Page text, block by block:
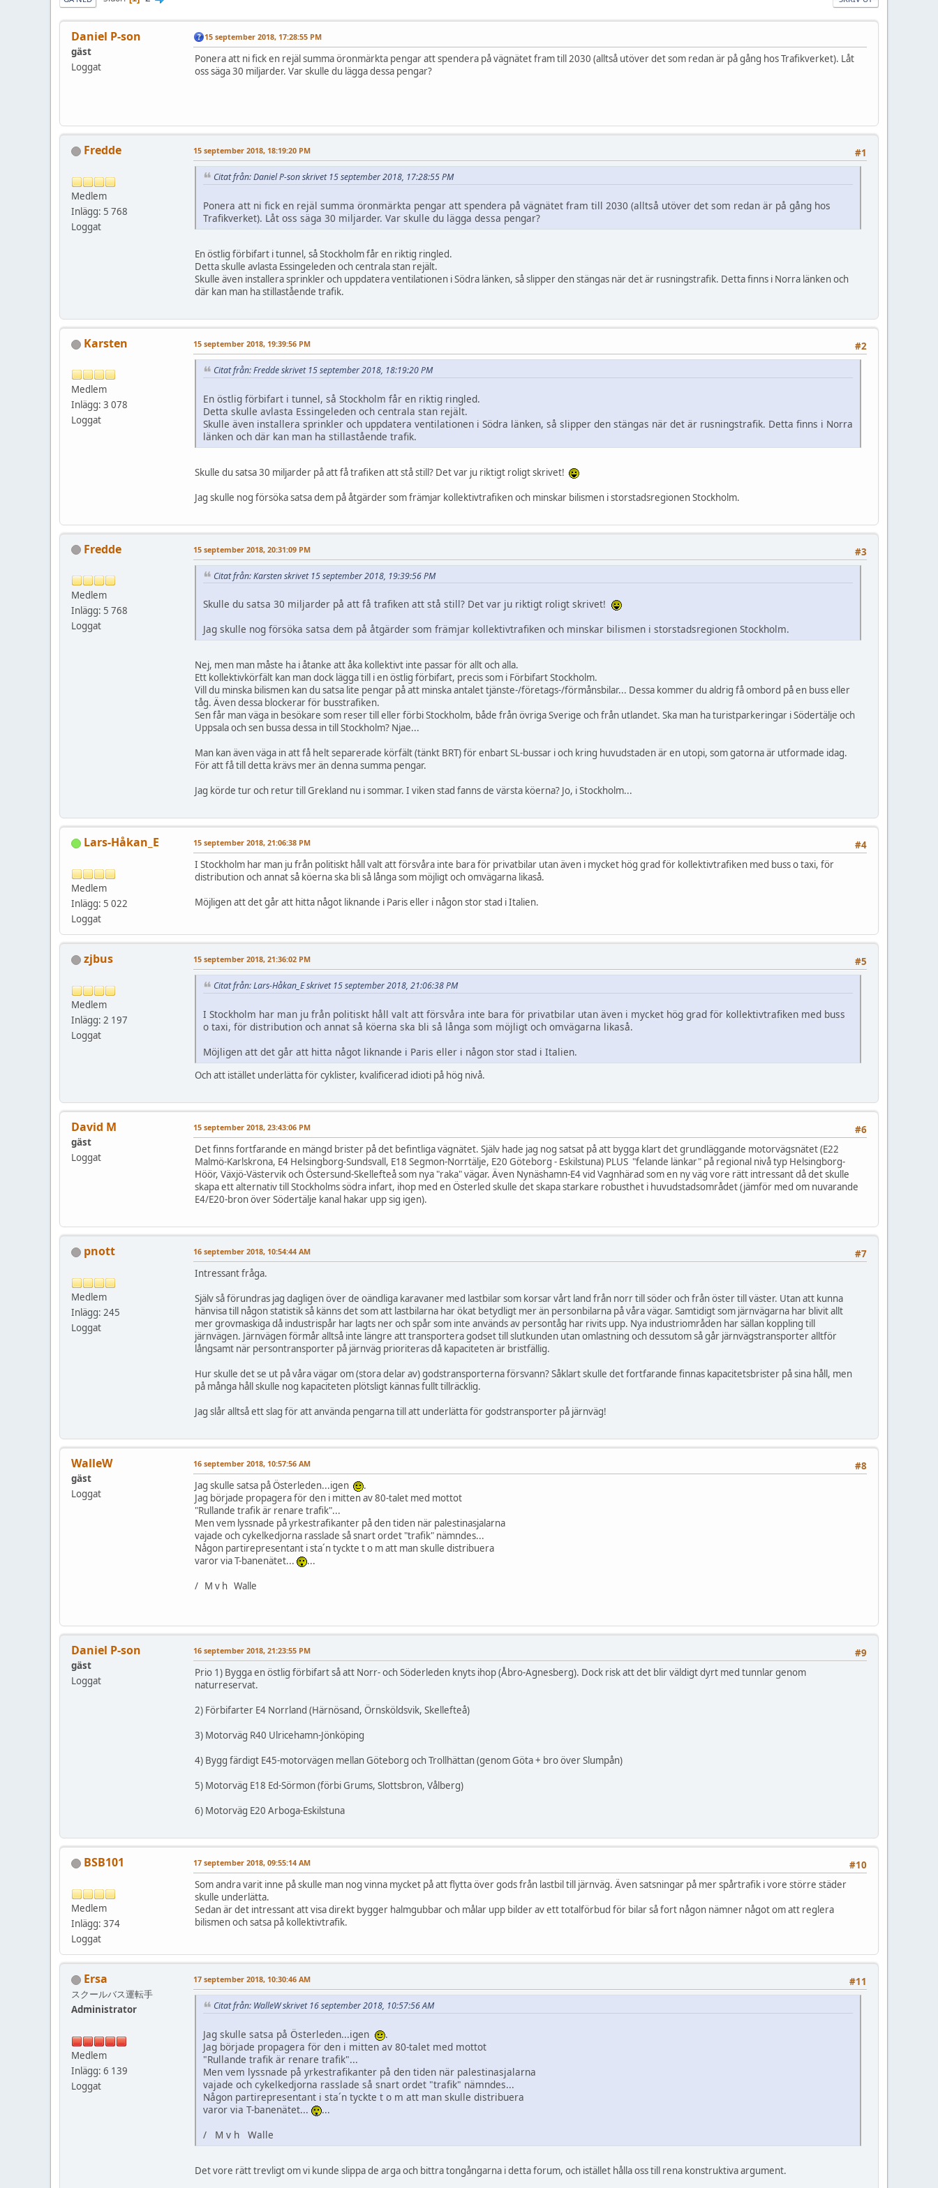
Daniel P-son
gäst
Loggat
15 september 2018, 17:28:55 PM
Ponera att ni fick en rejäl summa öronmärkta pengar att spendera på vägnätet fram till 2030 (alltså utöver det som redan är på gång hos Trafikverket). Låt
oss säga 30 miljarder. Var skulle du lägga dessa pengar?
Fredde
Medlem
Inlägg: 5 768
Loggat
#1
15 september 2018, 18:19:20 PM
Citat från: Daniel P-son skrivet 15 september 2018, 17:28:55 PM
Ponera att ni fick en rejäl summa öronmärkta pengar att spendera på vägnätet fram till 2030 (alltså utöver det som redan är på gång hos
Trafikverket). Låt oss säga 30 miljarder. Var skulle du lägga dessa pengar?
En östlig förbifart i tunnel, så Stockholm får en riktig ringled.
Detta skulle avlasta Essingeleden och centrala stan rejält.
Skulle även installera sprinkler och uppdatera ventilationen i Södra länken, så slipper den stängas när det är rusningstrafik. Detta finns i Norra länken och
där kan man ha stillastående trafik.
Karsten
Medlem
Inlägg: 3 078
Loggat
#2
15 september 2018, 19:39:56 PM
Citat från: Fredde skrivet 15 september 2018, 18:19:20 PM
En östlig förbifart i tunnel, så Stockholm får en riktig ringled.
Detta skulle avlasta Essingeleden och centrala stan rejält.
Skulle även installera sprinkler och uppdatera ventilationen i Södra länken, så slipper den stängas när det är rusningstrafik. Detta finns i Norra
länken och där kan man ha stillastående trafik.
Skulle du satsa 30 miljarder på att få trafiken att stå still? Det var ju riktigt roligt skrivet!
Jag skulle nog försöka satsa dem på åtgärder som främjar kollektivtrafiken och minskar bilismen i storstadsregionen Stockholm.
Fredde
Medlem
Inlägg: 5 768
Loggat
#3
15 september 2018, 20:31:09 PM
Citat från: Karsten skrivet 15 september 2018, 19:39:56 PM
Skulle du satsa 30 miljarder på att få trafiken att stå still? Det var ju riktigt roligt skrivet!
Jag skulle nog försöka satsa dem på åtgärder som främjar kollektivtrafiken och minskar bilismen i storstadsregionen Stockholm.
Nej, men man måste ha i åtanke att åka kollektivt inte passar för allt och alla.
Ett kollektivkörfält kan man dock lägga till i en östlig förbifart, precis som i Förbifart Stockholm.
Vill du minska bilismen kan du satsa lite pengar på att minska antalet tjänste-/företags-/förmånsbilar... Dessa kommer du aldrig få ombord på en buss eller
tåg. Även dessa blockerar för busstrafiken.
Sen får man väga in besökare som reser till eller förbi Stockholm, både från övriga Sverige och från utlandet. Ska man ha turistparkeringar i Södertälje och
Uppsala och sen bussa dessa in till Stockholm? Njae...
Man kan även väga in att få helt separerade körfält (tänkt BRT) för enbart SL-bussar i och kring huvudstaden är en utopi, som gatorna är utformade idag.
För att få till detta krävs mer än denna summa pengar.
Jag körde tur och retur till Grekland nu i sommar. I viken stad fanns de värsta köerna? Jo, i Stockholm...
Lars-Håkan_E
Medlem
Inlägg: 5 022
Loggat
#4
15 september 2018, 21:06:38 PM
I Stockholm har man ju från politiskt håll valt att försvåra inte bara för privatbilar utan även i mycket hög grad för kollektivtrafiken med buss o taxi, för
distribution och annat så köerna ska bli så långa som möjligt och omvägarna likaså.
Möjligen att det går att hitta något liknande i Paris eller i någon stor stad i Italien.
zjbus
Medlem
Inlägg: 2 197
Loggat
#5
15 september 2018, 21:36:02 PM
Citat från: Lars-Håkan_E skrivet 15 september 2018, 21:06:38 PM
I Stockholm har man ju från politiskt håll valt att försvåra inte bara för privatbilar utan även i mycket hög grad för kollektivtrafiken med buss
o taxi, för distribution och annat så köerna ska bli så långa som möjligt och omvägarna likaså.
Möjligen att det går att hitta något liknande i Paris eller i någon stor stad i Italien.
Och att istället underlätta för cyklister, kvalificerad idioti på hög nivå.
David M
gäst
Loggat
#6
15 september 2018, 23:43:06 PM
Det finns fortfarande en mängd brister på det befintliga vägnätet. Själv hade jag nog satsat på att bygga klart det grundläggande motorvägsnätet (E22
Malmö-Karlskrona, E4 Helsingborg-Sundsvall, E18 Segmon-Norrtälje, E20 Göteborg - Eskilstuna) PLUS "felande länkar" på regional nivå typ Helsingborg-
Höör, Växjö-Västervik och Östersund-Skellefteå som nya "raka" vägar. Även Nynäshamn-E4 vid Vagnhärad som en ny väg vore rätt intressant då det skulle
skapa ett alternativ till Stockholms södra infart, ihop med en Österled skulle det skapa starkare robusthet i huvudstadsområdet (jämför med om nuvarande
E4/E20-bron över Södertälje kanal hakar upp sig igen).
pnott
Medlem
Inlägg: 245
Loggat
#7
16 september 2018, 10:54:44 AM
Intressant fråga.
Själv så förundras jag dagligen över de oändliga karavaner med lastbilar som korsar vårt land från norr till söder och från öster till väster. Utan att kunna
hänvisa till någon statistik så känns det som att lastbilarna har ökat betydligt mer än personbilarna på våra vägar. Samtidigt som järnvägarna har blivit allt
mer grovmaskiga då industrispår har lagts ner och spår som inte används av persontåg har rivits upp. Nya industriområden har sällan koppling till
järnvägen. Järnvägen förmår alltså inte längre att transportera godset till slutkunden utan omlastning och dessutom så går järnvägstransporter alltför
långsamt när persontransporter på järnväg prioriteras då kapaciteten är bristfällig.
Hur skulle det se ut på våra vägar om (stora delar av) godstransporterna försvann? Såklart skulle det fortfarande finnas kapacitetsbrister på sina håll, men
på många håll skulle nog kapaciteten plötsligt kännas fullt tillräcklig.
Jag slår alltså ett slag för att använda pengarna till att underlätta för godstransporter på järnväg!
WalleW
gäst
Loggat
#8
16 september 2018, 10:57:56 AM
Jag skulle satsa på Österleden...igen
.
Jag började propagera för den i mitten av 80-talet med mottot
"Rullande trafik är renare trafik"...
Men vem lyssnade på yrkestrafikanter på den tiden när palestinasjalarna
vajade och cykelkedjorna rasslade så snart ordet "trafik" nämndes...
Någon partirepresentant i sta´n tyckte t o m att man skulle distribuera
varor via T-banenätet...
...
/ M v h Walle
Daniel P-son
gäst
Loggat
#9
16 september 2018, 21:23:55 PM
Prio 1) Bygga en östlig förbifart så att Norr- och Söderleden knyts ihop (Åbro-Agnesberg). Dock risk att det blir väldigt dyrt med tunnlar genom
naturreservat.
2) Förbifarter E4 Norrland (Härnösand, Örnsköldsvik, Skellefteå)
3) Motorväg R40 Ulricehamn-Jönköping
4) Bygg färdigt E45-motorvägen mellan Göteborg och Trollhättan (genom Göta + bro över Slumpån)
5) Motorväg E18 Ed-Sörmon (förbi Grums, Slottsbron, Vålberg)
6) Motorväg E20 Arboga-Eskilstuna
BSB101
Medlem
Inlägg: 374
Loggat
#10
17 september 2018, 09:55:14 AM
Som andra varit inne på skulle man nog vinna mycket på att flytta över gods från lastbil till järnväg. Även satsningar på mer spårtrafik i vore större städer
skulle underlätta.
Sedan är det intressant att visa direkt bygger halmgubbar och målar upp bilder av ett totalförbud för bilar så fort någon nämner något om att reglera
bilismen och satsa på kollektivtrafik.
Ersa
スクールバス運転手
Administrator
Medlem
Inlägg: 6 139
Loggat
#11
17 september 2018, 10:30:46 AM
Citat från: WalleW skrivet 16 september 2018, 10:57:56 AM
Jag skulle satsa på Österleden...igen
.
Jag började propagera för den i mitten av 80-talet med mottot
"Rullande trafik är renare trafik"...
Men vem lyssnade på yrkestrafikanter på den tiden när palestinasjalarna
vajade och cykelkedjorna rasslade så snart ordet "trafik" nämndes...
Någon partirepresentant i sta´n tyckte t o m att man skulle distribuera
varor via T-banenätet...
...
/ M v h Walle
Det vore rätt trevligt om vi kunde slippa de arga och bittra tongångarna i detta forum, och istället hålla oss till rena konstruktiva argument.